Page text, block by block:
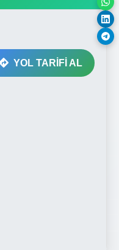
YOL TARİFİ AL